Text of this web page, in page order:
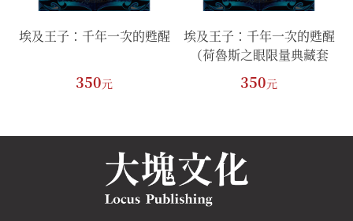
埃及王子：千年一次的甦醒
350元
埃及王子：千年一次的甦醒
（荷魯斯之眼限量典藏套
組）
350元